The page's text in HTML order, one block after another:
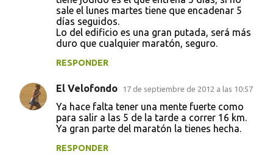
sale el lunes martes tiene que encadenar 5
días seguidos.
Lo del edificio es una gran putada, será más
duro que cualquier maratón, seguro.
RESPONDER
El Velofondo 17 de septiembre de 2012 a las 10:57
Ya hace falta tener una mente fuerte como
para salir a las 5 de la tarde a correr 16 km.
Ya gran parte del maratón la tienes hecha.
RESPONDER